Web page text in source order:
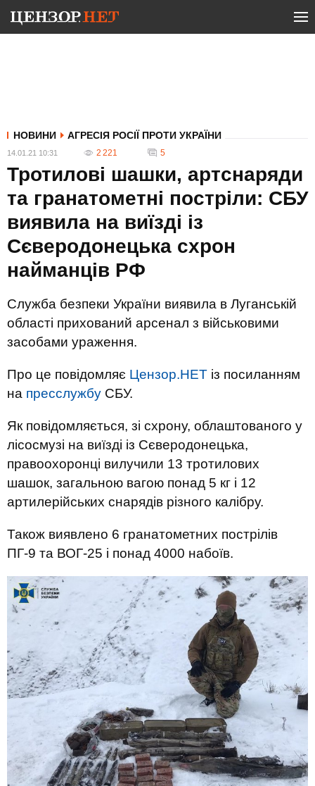
НОВИНИ АГРЕСІЯ РОСІЇ ПРОТИ УКРАЇНИ
14.01.21 10:31 2 221 5
Тротилові шашки, артснаряди
та гранатометні постріли: СБУ
виявила на виїзді із
Сєверодонецька схрон
найманців РФ
Служба безпеки України виявила в Луганській
області прихований арсенал з військовими
засобами ураження.
Про це повідомляє Цензор.НЕТ із посиланням
на пресслужбу СБУ.
Як повідомляється, зі схрону, облаштованого у
лісосмузі на виїзді із Сєверодонецька,
правоохоронці вилучили 13 тротилових
шашок, загальною вагою понад 5 кг і 12
артилерійських снарядів різного калібру.
Також виявлено 6 гранатометних пострілів
ПГ-9 та ВОГ-25 і понад 4000 набоїв.